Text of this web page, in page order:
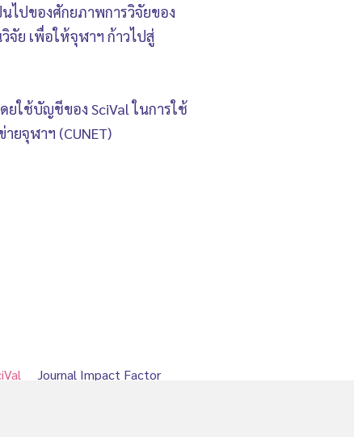
ไปของศักยภาพการวิจัยของ
จัย เพื่อให้จุฬาฯ ก้าวไปสู่
ยใช้บัญชีของ SciVal ในการใช้
ยจุฬาฯ (CUNET)
Journal Impact Factor